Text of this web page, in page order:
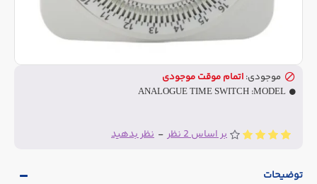
بر اساس 2 نظر - نظر بدهید
موجودی: اتمام موقت موجودی
MODEL:
ANALOGUE TIME SWITCH
توضیحات